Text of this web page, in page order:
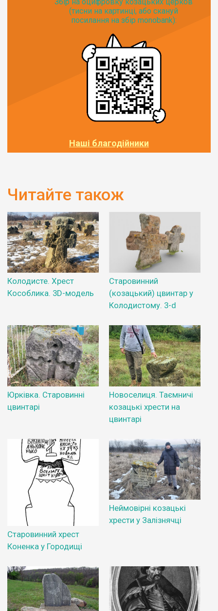
(тисни на картинці, або скануй
посилання на збір monobank):
Наші благодійники
Читайте також
Колодисте. Хрест
Кособлика. 3D-модель
Старовинний
(козацький) цвинтар у
Колодистому. 3-d
Юрківка. Старовинні
цвинтарі
Новоселиця. Таємничі
козацькі хрести на
цвинтарі
Старовинний хрест
Коненка у Городищі
Неймовірні козацькі
хрести у Залізнячці